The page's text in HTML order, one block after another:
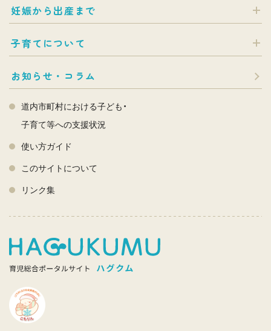
妊娠から出産まで
子育てについて
お知らせ・コラム
道内市町村における子ども・
子育て等への支援状況
使い方ガイド
このサイトについて
リンク集